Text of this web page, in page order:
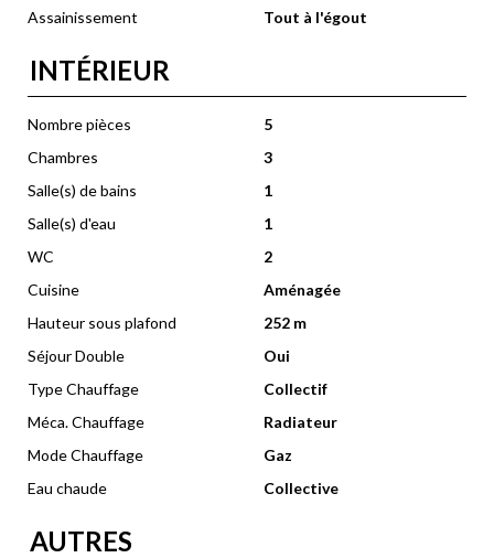
Assainissement Tout à l'égout
INTÉRIEUR
Nombre pièces
5
Chambres
3
Salle(s) de bains
1
Salle(s) d'eau
1
WC
2
Cuisine
Aménagée
Hauteur sous plafond
252 m
Séjour Double
Oui
Type Chauffage
Collectif
Méca. Chauffage
Radiateur
Mode Chauffage
Gaz
Eau chaude
Collective
AUTRES